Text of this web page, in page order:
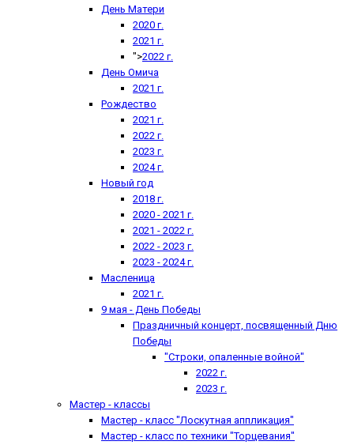
День Матери
2020 г.
2021 г.
">2022 г.
День Омича
2021 г.
Рождество
2021 г.
2022 г.
2023 г.
2024 г.
Новый год
2018 г.
2020 - 2021 г.
2021 - 2022 г.
2022 - 2023 г.
2023 - 2024 г.
Масленица
2021 г.
9 мая - День Победы
Праздничный концерт, посвященный Дню
Победы
"Строки, опаленные войной"
2022 г.
2023 г.
Мастер - классы
Мастер - класс "Лоскутная аппликация"
Мастер - класс по техники "Торцевания"